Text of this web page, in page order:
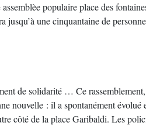
populaire place des
jusqu’à une cinquantaine de
de solidarité … Ce
nouvelle : il a spontanément
côté de la place Garibaldi. Les